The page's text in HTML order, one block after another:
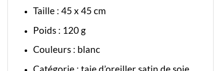
Taille : 45 x 45 cm
Poids : 120 g
Couleurs : blanc
Catégorie : taie d’oreiller satin de soie